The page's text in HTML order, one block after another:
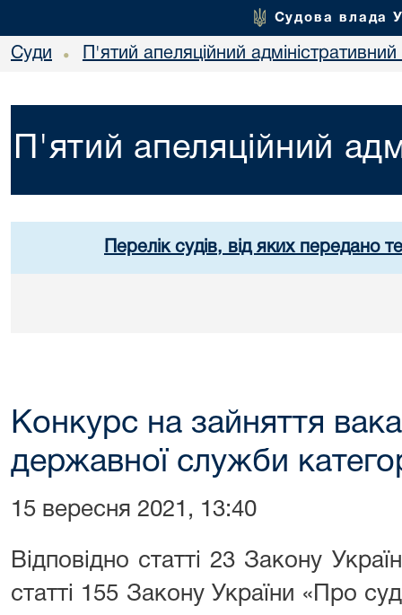
Судова влада
Суди • П'ятий апеляційний адміністративний
П'ятий апеляційний
Перелік судів, від яких передано
Конкурс на зайняття
державної служби
15 вересня 2021, 13:40
Відповідно статті 23 Закону
статті 155 Закону України «Про